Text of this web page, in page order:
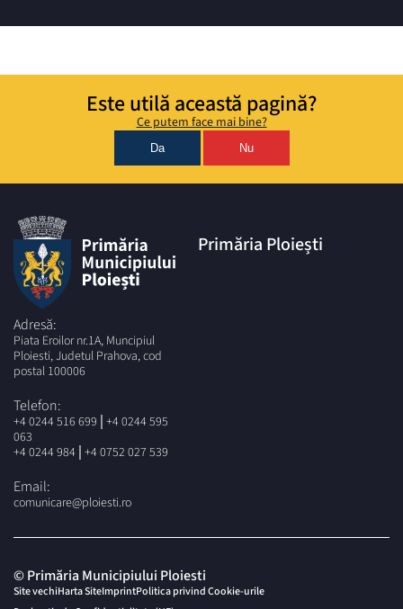
Este utilă această pagină?
Ce putem face mai bine?
Da Nu
Adresă:
Piata Eroilor nr.1A, Muncipiul
Ploiesti, Judetul Prahova, cod
postal 100006
Telefon:
+4 0244 516 699 | +4 0244 595
063
+4 0244 984 | +4 0752 027 539
Email:
comunicare@ploiesti.ro
Primăria Ploiești
© Primăria Municipiului Ploiesti
Site vechiHarta SiteImprintPolitica privind Cookie-urile